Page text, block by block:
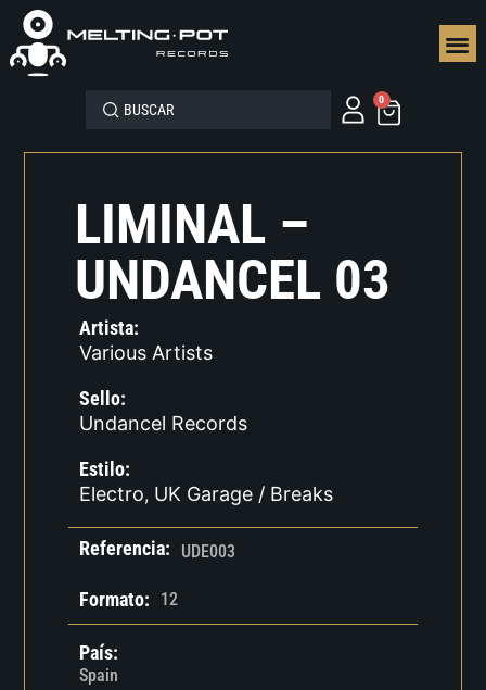
0
LIMINAL –
UNDANCEL 03
Artista:
Various Artists
Sello:
Undancel Records
Estilo:
Electro, UK Garage / Breaks
Referencia: UDE003
Formato: 12
País:
Spain